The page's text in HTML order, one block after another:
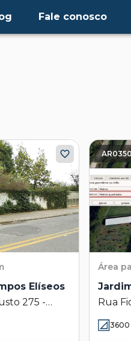
Fale conosco
Elíseos
275 -
Elíseos -
AR0350
Área
Rua
Jardim
3600